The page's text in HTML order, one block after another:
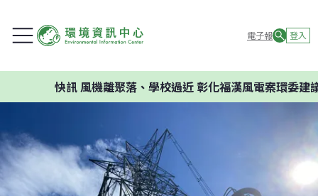
電子報 登入
風機離聚落、學校過近 彰化福漢風電案環委建議不應開發